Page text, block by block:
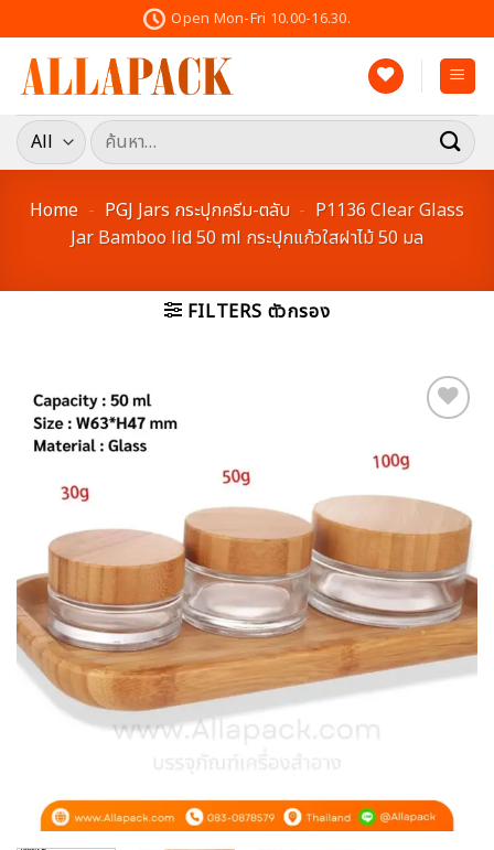
to
content
Open Mon-Fri 10.00-16.30.
ค้นหา:
Home - PGJ Jars กระปุกครีม-ตลับ - P1136 Clear Glass
Jar Bamboo lid 50 ml กระปุกแก้วใสฝาไม้ 50 มล
FILTERS ตัวกรอง
wishlist